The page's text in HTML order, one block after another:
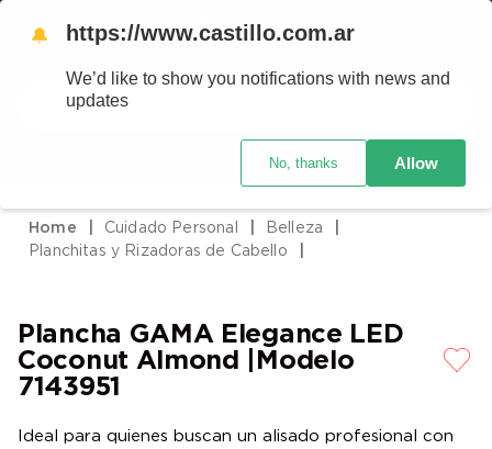
Buscar
Crédito Castillo
Cuidado Personal
Belleza
Planchitas y Rizadoras de Cabello
Plancha GAMA Elegance LED
Coconut Almond |Modelo
7143951
Ideal para quienes buscan un alisado profesional con
🔔 https://www.castillo.com.ar
We’d like to show you notifications with news and
updates
No, thanks Allow
2.
heladera
5.
colchones
6.
cocina
7.
moto